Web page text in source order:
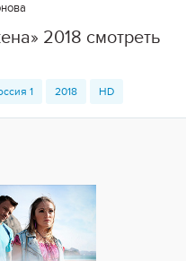
2018 смотреть
1 2018 HD